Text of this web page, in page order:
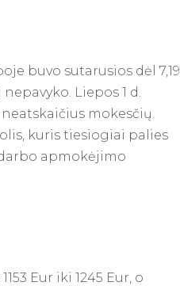
buvo sutarusios dėl 7,19
Liepos 1 d.
mokesčių.
kuris tiesiogiai palies
apmokėjimo
Eur iki 1245 Eur, o